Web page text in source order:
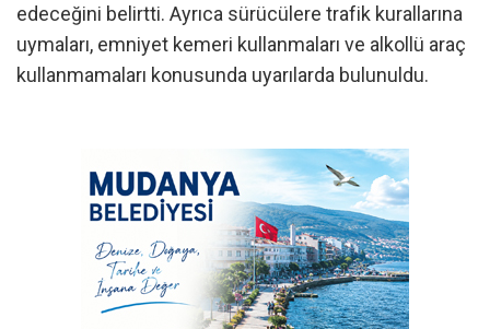
edeceğini belirtti. Ayrıca sürücülere trafik kurallarına
uymaları, emniyet kemeri kullanmaları ve alkollü araç
kullanmamaları konusunda uyarılarda bulunuldu.